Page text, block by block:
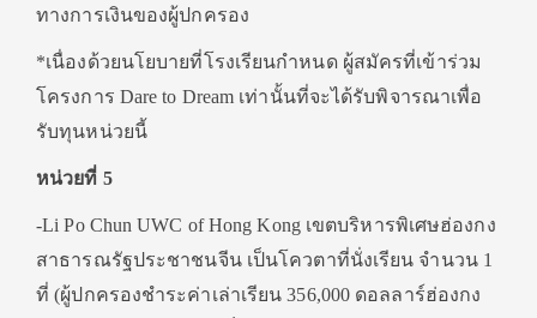
ทางการเงินของผู้ปกครอง
*เนื่องด้วยนโยบายที่โรงเรียนกำหนด ผู้สมัครที่เข้าร่วม
โครงการ Dare to Dream เท่านั้นที่จะได้รับพิจารณาเพื่อ
รับทุนหน่วยนี้
หน่วยที่ 5
-Li Po Chun UWC of Hong Kong เขตบริหารพิเศษฮ่องกง
สาธารณรัฐประชาชนจีน เป็นโควตาที่นั่งเรียน จำนวน 1
ที่ (ผู้ปกครองชำระค่าเล่าเรียน 356,000 ดอลลาร์ฮ่องกง